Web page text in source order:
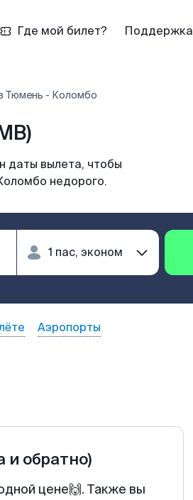
Где мой билет? Поддержка
Тюмень - Коломбо
даты вылета, чтобы
недорого.
Аэропорты
и обратно)
цене🙌. Также вы